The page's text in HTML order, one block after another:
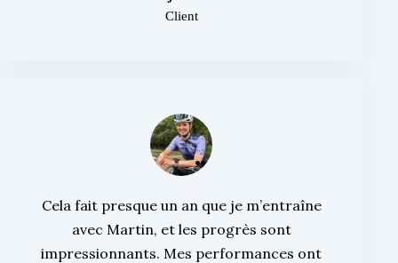
Client
Cela fait presque un an que je m’entraîne
avec Martin, et les progrès sont
impressionnants. Mes performances ont